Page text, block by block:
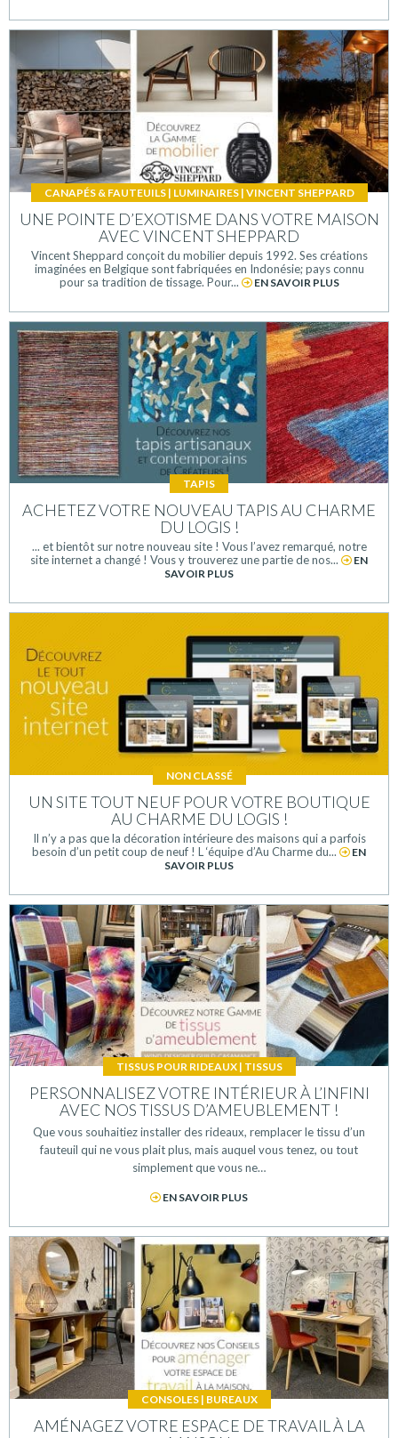
CANAPÉS & FAUTEUILS| LUMINAIRES| VINCENT SHEPPARD
UNE POINTE D’EXOTISME DANS VOTRE MAISON
AVEC VINCENT SHEPPARD
Vincent Sheppard conçoit du mobilier depuis 1992. Ses créations
imaginées en Belgique sont fabriquées en Indonésie; pays connu
pour sa tradition de tissage. Pour...
EN SAVOIR PLUS
TAPIS
ACHETEZ VOTRE NOUVEAU TAPIS AU CHARME
DU LOGIS !
... et bientôt sur notre nouveau site ! Vous l’avez remarqué, notre
site internet a changé ! Vous y trouverez une partie de nos...
EN
SAVOIR PLUS
NON CLASSÉ
UN SITE TOUT NEUF POUR VOTRE BOUTIQUE
AU CHARME DU LOGIS !
Il n’y a pas que la décoration intérieure des maisons qui a parfois
besoin d’un petit coup de neuf ! L ‘équipe d’Au Charme du...
EN
SAVOIR PLUS
TISSUS POUR RIDEAUX| TISSUS
PERSONNALISEZ VOTRE INTÉRIEUR À L’INFINI
AVEC NOS TISSUS D’AMEUBLEMENT !
Que vous souhaitiez installer des rideaux, remplacer le tissu d’un
fauteuil qui ne vous plait plus, mais auquel vous tenez, ou tout
simplement que vous ne…
EN SAVOIR PLUS
CONSOLES| BUREAUX
AMÉNAGEZ VOTRE ESPACE DE TRAVAIL À LA